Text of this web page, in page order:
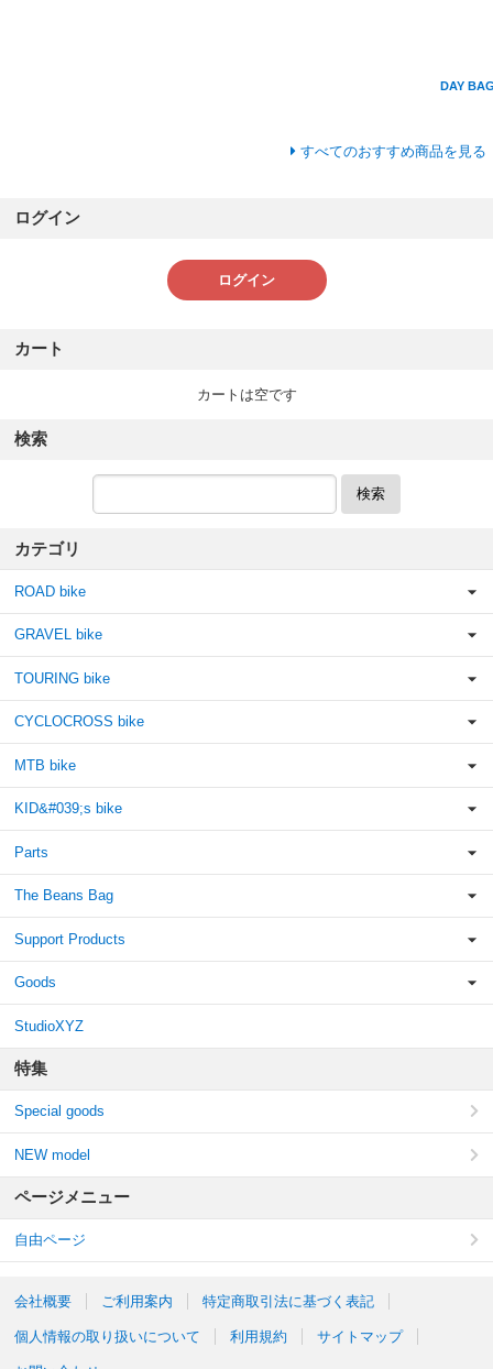
DAY
すべてのおすすめ商品を見る
ログイン
ログイン
カート
カートは空です
検索
検索
カテゴリ
ROAD bike
GRAVEL bike
TOURING bike
CYCLOCROSS bike
MTB bike
KID&#039;s bike
Parts
The Beans Bag
Support Products
Goods
StudioXYZ
特集
Special goods
NEW model
ページメニュー
自由ページ
会社概要 ご利用案内 特定商取引法に基づく表記
個人情報の取り扱いについて 利用規約 サイトマップ